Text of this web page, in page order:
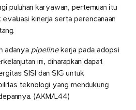
puluhan karyawan, pertemuan itu
evaluasi kinerja serta perencanaan
adanya pipelinekerja pada adopsi
ini, diharapkan dapat
SISI dan SIG untuk
teknologi yang mendukung
(AKM/L44)